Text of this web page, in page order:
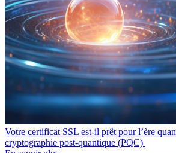
Votre certificat SSL est-il prêt pour l’ère
cryptographie post-quantique (PQC)